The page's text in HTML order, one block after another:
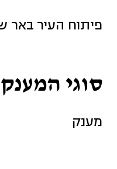
פיתוח העיר באר
סוגי
מענק